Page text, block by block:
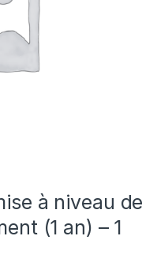
à niveau de
(1 an) – 1